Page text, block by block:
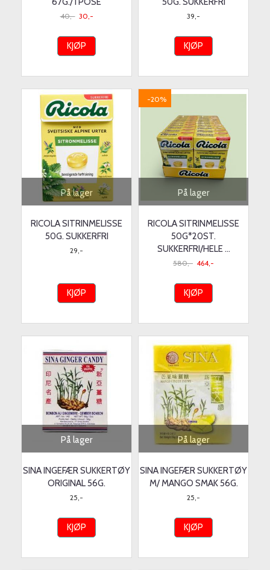
40,- 30,-
KJØP
39,-
KJØP
På lager
RICOLA SITRINMELISSE
50G. SUKKERFRI
29,-
KJØP
På lager
-20%
RICOLA SITRINMELISSE
50G*20ST.
SUKKERFRI/HELE ...
580,- 464,-
KJØP
På lager
SINA INGEFÆR SUKKERTØY
ORIGINAL 56G.
25,-
KJØP
På lager
SINA INGEFÆR SUKKERTØY
M/ MANGO SMAK 56G.
25,-
KJØP